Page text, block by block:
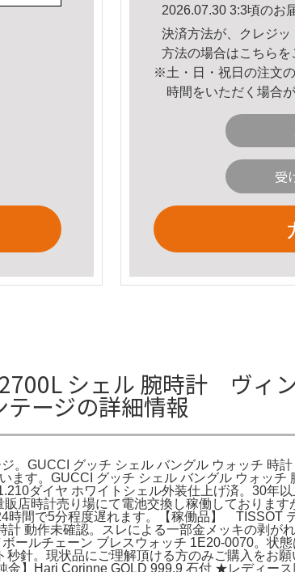
2026.07.30 3:3頃のお
決済方法が、クレジ
方法の場合はこちら を
※土・日・祝日の注文
時間をいただく場合
受
シェル 腕時計 ヴィ
テージの詳細情報
。GUCCI グッチ シェル バングル ウォッチ 時
ます。GUCCI グッチ シェル バングル ウォッ
ダイヤ ホワイトシェル外装仕上げ済。30年
計売り場にて電池交換し稼働しております
時間で5分程度遅れます。【稼働品】
動作未確認。スレによる一部金メッキの剥が
ールチェーン ブレスウォッチ 1E20-0070。状
。現状品にご理解頂ける方のみご購入をお願
】Hari Corinne GOLD 999.9 石付 ★レディー